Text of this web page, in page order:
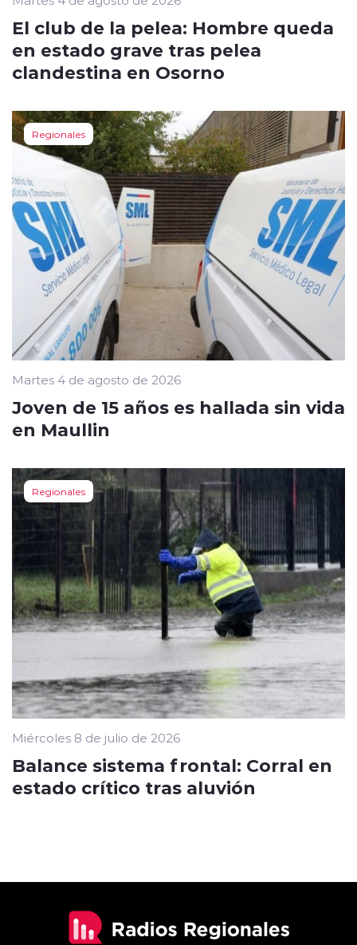
El club de la pelea: Hombre queda
en estado grave tras pelea
clandestina en Osorno
Regionales
Martes 4 de agosto de 2026
Joven de 15 años es hallada sin vida
en Maullin
Regionales
Miércoles 8 de julio de 2026
Balance sistema frontal: Corral en
estado crítico tras aluvión